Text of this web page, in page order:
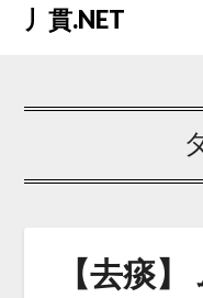
Skip丿貫.NET
【去痰